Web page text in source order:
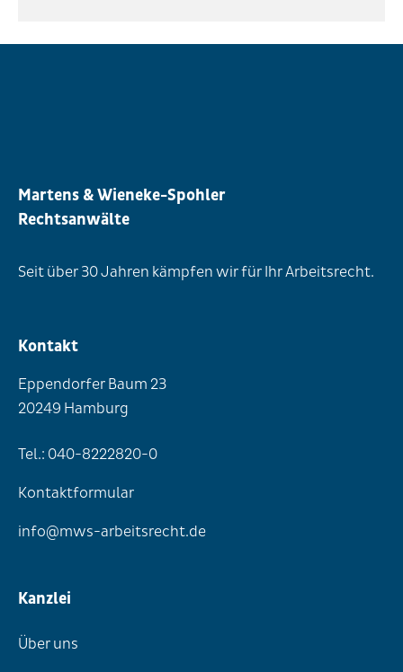
Martens & Wieneke-Spohler
Rechtsanwälte
Seit über 30 Jahren kämpfen wir für Ihr Arbeitsrecht.
Kontakt
Eppendorfer Baum 23
20249 Hamburg
Tel.: 040-8222820-0
Kontaktformular
info@mws-arbeitsrecht.de
Kanzlei
Über uns